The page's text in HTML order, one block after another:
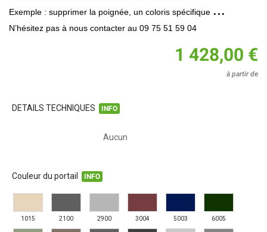
Exemple : supprimer la poignée, un coloris spécifique ...
N’hésitez pas à nous contacter au 09 75 51 59 04
1 428,00 €
à partir de
DETAILS TECHNIQUES INFO
Aucun
Couleur du portail INFO
1015 2100 2900 3004 5003 6005